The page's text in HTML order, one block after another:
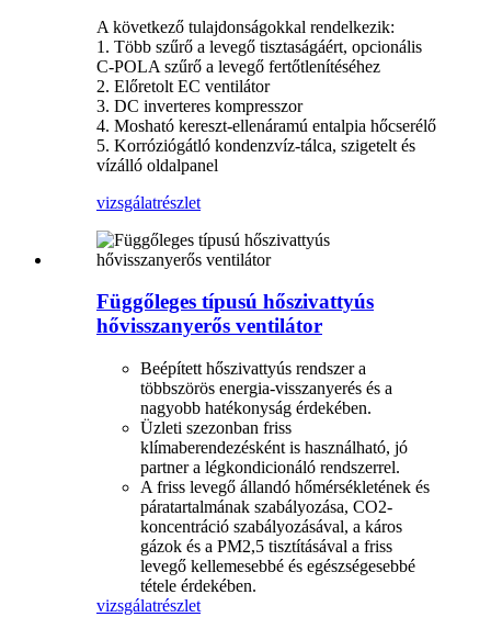
A következő tulajdonságokkal rendelkezik:
1. Több szűrő a levegő tisztaságáért, opcionális
C-POLA szűrő a levegő fertőtlenítéséhez
2. Előretolt EC ventilátor
3. DC inverteres kompresszor
4. Mosható kereszt-ellenáramú entalpia hőcserélő
5. Korróziógátló kondenzvíz-tálca, szigetelt és
vízálló oldalpanel
vizsgálatrészlet
Függőleges típusú hőszivattyús
hővisszanyerős ventilátor
Beépített hőszivattyús rendszer a
többszörös energia-visszanyerés és a
nagyobb hatékonyság érdekében.
Üzleti szezonban friss
klímaberendezésként is használható, jó
partner a légkondicionáló rendszerrel.
A friss levegő állandó hőmérsékletének és
páratartalmának szabályozása, CO2-
koncentráció szabályozásával, a káros
gázok és a PM2,5 tisztításával a friss
levegő kellemesebbé és egészségesebbé
tétele érdekében.
vizsgálatrészlet